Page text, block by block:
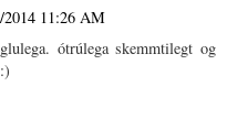
2014 11:26 AM
ótrúlega skemmtilegt og